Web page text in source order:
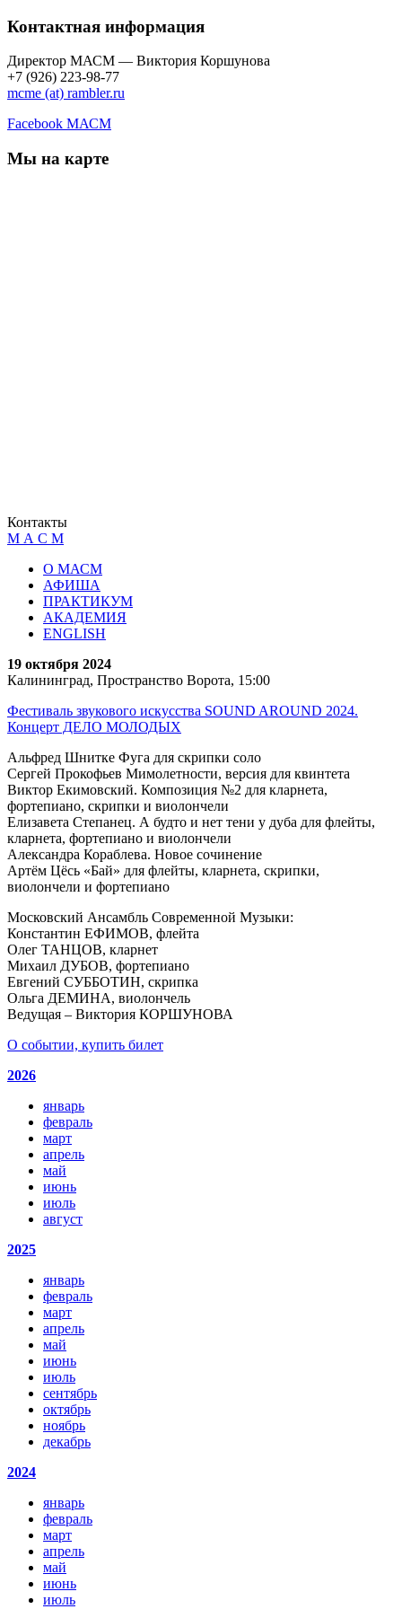
Контактная информация
Директор МАСМ — Виктория Коршунова
+7 (926) 223-98-77
mcme (at) rambler.ru
Facebook МАСМ
Мы на карте
Контакты
М А С М
О МАСМ
АФИША
ПРАКТИКУМ
АКАДЕМИЯ
ENGLISH
19 октября 2024
Калининград, Пространство Ворота, 15:00
Фестиваль звукового искусства SOUND AROUND 2024.
Концерт ДЕЛО МОЛОДЫХ
Альфред Шнитке Фуга для скрипки соло
Сергей Прокофьев Мимолетности, версия для квинтета
Виктор Екимовский. Композиция №2 для кларнета,
фортепиано, скрипки и виолончели
Елизавета Степанец. А будто и нет тени у дуба для флейты,
кларнета, фортепиано и виолончели
Александра Кораблева. Новое сочинение
Артём Цёсь «Бай» для флейты, кларнета, скрипки,
виолончели и фортепиано
Московский Ансамбль Современной Музыки:
Константин ЕФИМОВ, флейта
Олег ТАНЦОВ, кларнет
Михаил ДУБОВ, фортепиано
Евгений СУББОТИН, скрипка
Ольга ДЕМИНА, виолончель
Ведущая – Виктория КОРШУНОВА
О событии, купить билет
2026
январь
февраль
март
апрель
май
июнь
июль
август
2025
январь
февраль
март
апрель
май
июнь
июль
сентябрь
октябрь
ноябрь
декабрь
2024
январь
февраль
март
апрель
май
июнь
июль